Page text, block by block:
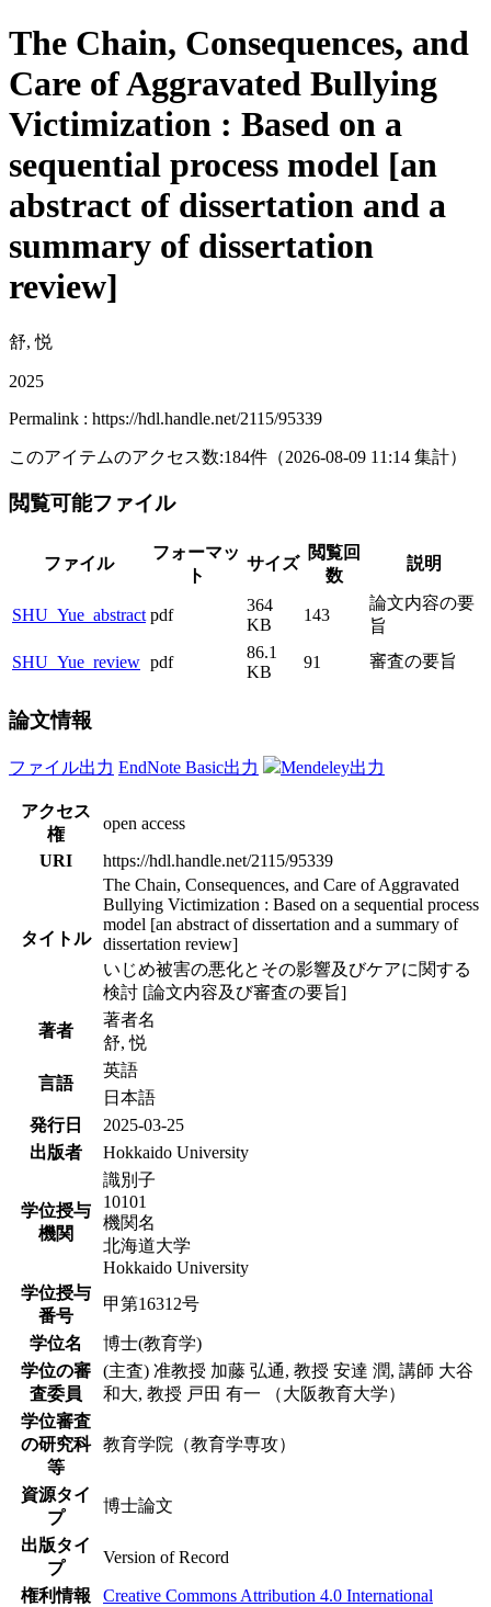
The Chain, Consequences, and
Care of Aggravated Bullying
Victimization : Based on a
sequential process model [an
abstract of dissertation and a
summary of dissertation
review]
舒, 悦
2025
Permalink : https://hdl.handle.net/2115/95339
このアイテムのアクセス数:184件 （2026-08-09 11:14 集計）
閲覧可能ファイル
ファイル
フォーマッ
ト
サイズ
閲覧回
数
説明
SHU_Yue_abstract pdf
364
KB
143
論文内容の要
旨
SHU_Yue_review pdf
86.1
KB
91 審査の要旨
論文情報
ファイル出力 EndNote Basic出力 Mendeley出力
アクセス
権
open access
URI
https://hdl.handle.net/2115/95339
タイトル
The Chain, Consequences, and Care of Aggravated
Bullying Victimization : Based on a sequential process
model [an abstract of dissertation and a summary of
dissertation review]
いじめ被害の悪化とその影響及びケアに関する
検討 [論文内容及び審査の要旨]
著者
著者名
舒, 悦
言語
英語
日本語
発行日
2025-03-25
出版者
Hokkaido University
学位授与
機関
識別子
10101
機関名
北海道大学
Hokkaido University
学位授与
番号
甲第16312号
学位名
博士(教育学)
学位の審
査委員
(主査) 准教授 加藤 弘通, 教授 安達 潤, 講師 大谷
和大, 教授 戸田 有一 （大阪教育大学）
学位審査
の研究科
等
教育学院（教育学専攻）
資源タイ
プ
博士論文
出版タイ
プ
Version of Record
権利情報 Creative Commons Attribution 4.0 International